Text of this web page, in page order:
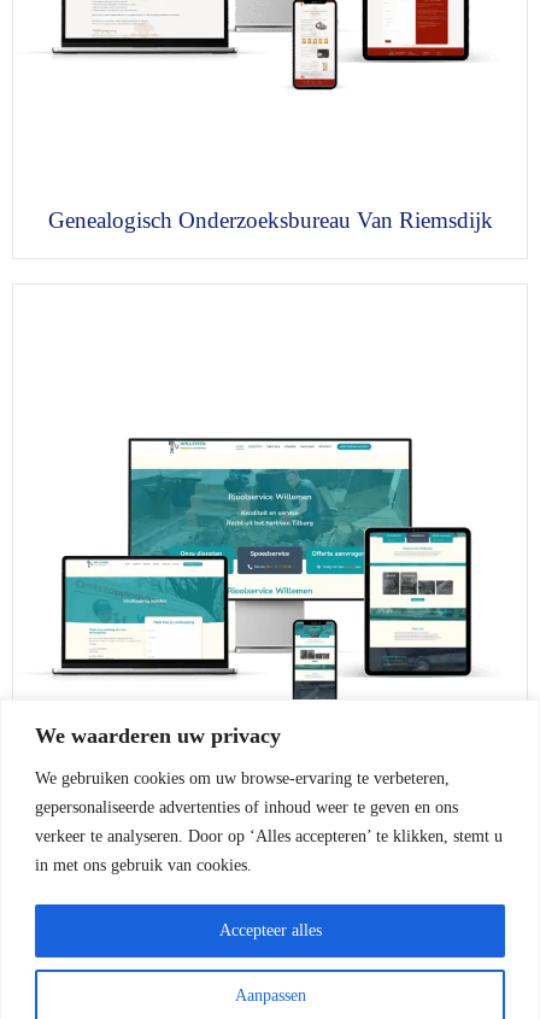
We waarderen uw privacy
We gebruiken cookies om uw browse-ervaring te verbeteren,
gepersonaliseerde advertenties of inhoud weer te geven en ons
verkeer te analyseren. Door op ‘Alles accepteren’ te klikken, stemt u
in met ons gebruik van cookies.
Aanpassen
Accepteer alles
Genealogisch Onderzoeksbureau Van Riemsdijk
Rioolservice Willemen
Privacybeleid|